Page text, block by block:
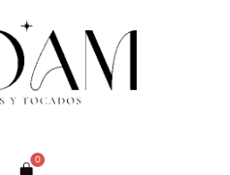
0
Carrito